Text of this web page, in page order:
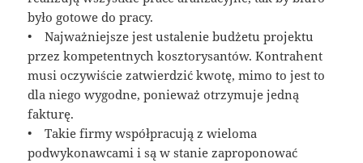
było gotowe do pracy.
• Najważniejsze jest ustalenie budżetu projektu
przez kompetentnych kosztorysantów. Kontrahent
musi oczywiście zatwierdzić kwotę, mimo to jest to
dla niego wygodne, ponieważ otrzymuje jedną
fakturę.
• Takie firmy współpracują z wieloma
podwykonawcami i są w stanie zaproponować